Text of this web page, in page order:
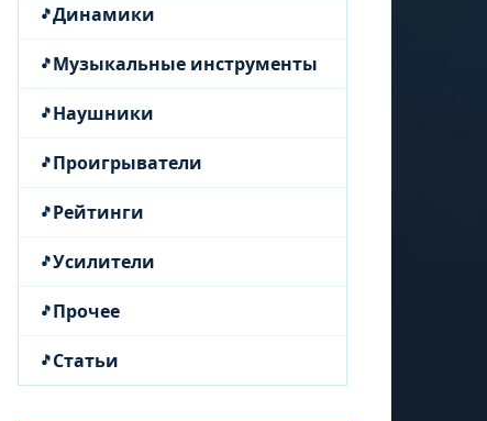
Динамики
Музыкальные инструменты
Наушники
Проигрыватели
Рейтинги
Усилители
Прочее
Статьи